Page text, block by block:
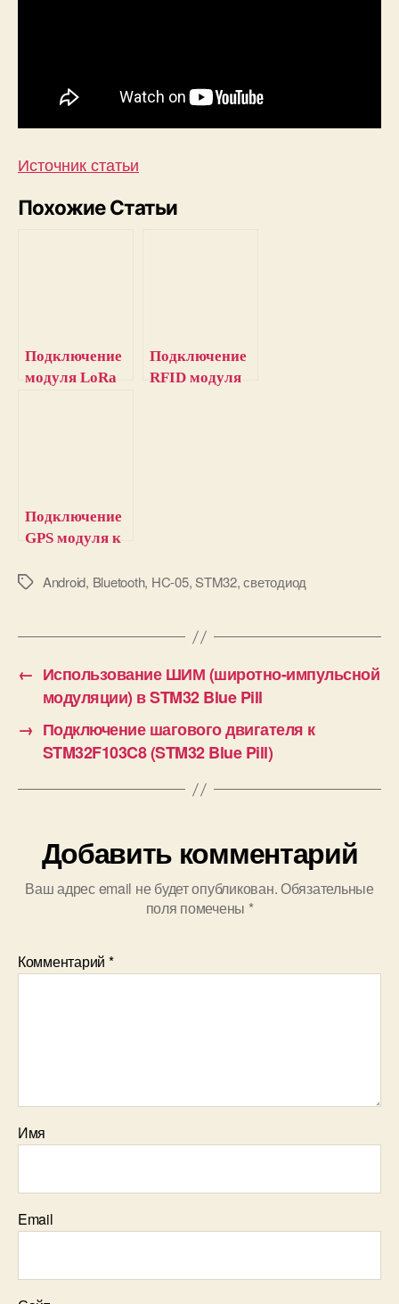
Источник статьи
Похожие Статьи
Подключение
модуля LoRa
Подключение
RFID модуля
Подключение
GPS модуля к
STM32F103C8
М
к
Android, Bluetooth, HC-05,STM32,светодиод
← Использование ШИМ (широтно-импульсной
модуляции) в STM32 Blue Pill
→ Подключение шагового двигателя к
STM32F103C8 (STM32 Blue Pill)
Добавить комментарий
Ваш адрес email не будет опубликован.Обязательные
поля помечены *
Комментарий *
Имя
Email